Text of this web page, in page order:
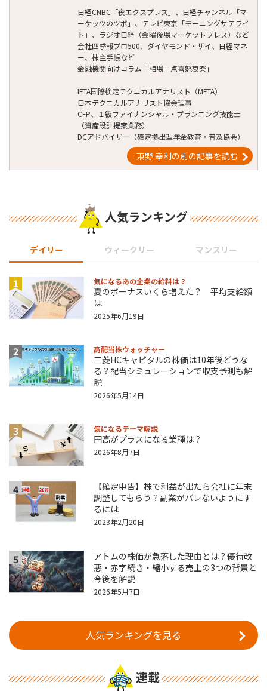
日経CNBC「夜エクスプレス」、日経チャンネル「マ
ーケッツのツボ」、テレビ東京「モーニングサテライ
ト」、ラジオ日経（金曜後場マーケットプレス）など
会社四季報プロ500、ダイヤモンド・ザイ、日経マネ
ー、株主手帳など
金融機関向けコラム「相場一点喜怒哀楽」
IFTA国際検定テクニカルアナリスト（MFTA）
日本テクニカルアナリスト協会理事
CFP、１級ファイナンシャル・プランニング技能士
（資産設計提案業務）
DCアドバイザー（確定拠出型年金教育・普及協会）
東野 幸利の別の記事を読む
人気ランキング
デイリー ウィークリー マンスリー
1 気になるあの企業の給料は？
夏のボーナスいくら増えた？ 平均支給額
は
2025年6月19日
2 高配当株ウォッチャー
三菱HCキャピタルの株価は10年後どうな
る？配当シミュレーションで収支予測も解
説
2026年5月14日
3 気になるテーマ解説
円高がプラスになる業種は？
2026年8月7日
4
【確定申告】株で利益が出たら会社に年末
調整してもらう？副業がバレないようにす
るには
2023年2月20日
5
アトムの株価が急落した理由とは？優待改
悪・赤字続き・縮小する売上の3つの背景と
今後を解説
2026年5月7日
人気ランキングを見る
連載